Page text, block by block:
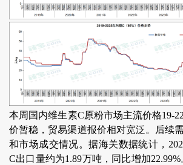
本周国内维生素C原粉市场主流价格19-22
价暂稳，贸易渠道报价相对宽泛。后续
和市场成交情况。据海关数据统计，
C出口量约为1.89万吨，同比增加